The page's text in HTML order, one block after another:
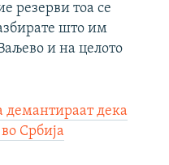
резерви тоа се
што им
и на целото
демантираат дека
Србија